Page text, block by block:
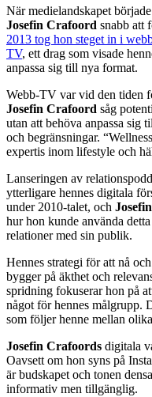
När medielandskapet
Josefin Crafoord snabb att
2013 tog hon steget in i
TV, ett drag som visade
anpassa sig till nya format.
Webb-TV var vid den tiden
Josefin Crafoord såg
utan att behöva anpassa sig
och begränsningar.
expertis inom lifestyle och
Lanseringen av
ytterligare hennes digitala
under 2010-talet, och
hur hon kunde använda
relationer med sin publik.
Hennes strategi för att nå
bygger på äkthet och
spridning fokuserar hon på
något för hennes målgrupp.
som följer henne mellan
Josefin Crafoords digitala
Oavsett om hon syns på
är budskapet och tonen
informativ men tillgänglig.